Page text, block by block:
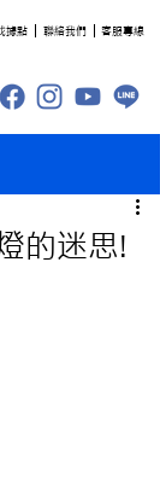
據點 聯絡我們 客服專線
的迷思!